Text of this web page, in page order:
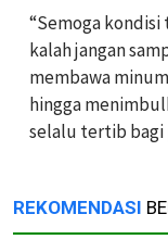
“Semoga
kalah jangan
membawa
hingga
selalu tertib bagi
REKOMENDASI